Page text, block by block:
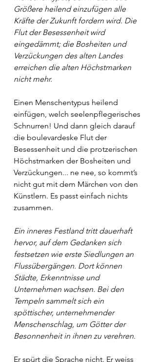
Größere heilend einzufügen alle
Kräfte der Zukunft fordern wird. Die
Flut der Besessenheit wird
eingedämmt; die Bosheiten und
Verzückungen des alten Landes
erreichen die alten Höchstmarken
nicht mehr.
Einen Menschentypus heilend
einfügen, welch seelenpflegerisches
Schnurren! Und dann gleich darauf
die boulevardeske Flut der
Besessenheit und die protzerischen
Höchstmarken der Bosheiten und
Verzückungen... ne nee, so kommt’s
nicht gut mit dem Märchen von den
Künstlern. Es passt einfach nichts
zusammen.
Ein inneres Festland tritt dauerhaft
hervor, auf dem Gedanken sich
festsetzen wie erste Siedlungen an
Flussübergängen. Dort können
Städte, Erkenntnisse und
Unternehmen wachsen. Bei den
Tempeln sammelt sich ein
spöttischer, unternehmender
Menschenschlag, um Götter der
Besonnenheit in ihnen zu verehren.
Er spürt die Sprache nicht. Er weiss